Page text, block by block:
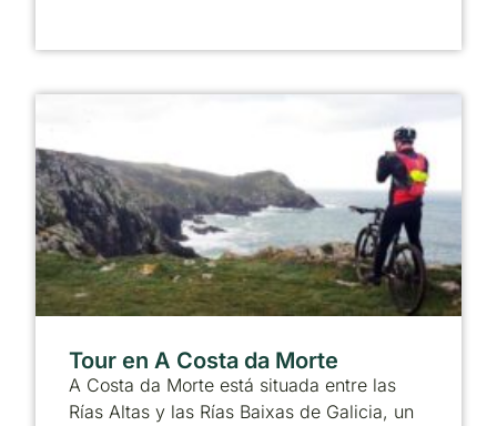
Tour en A Costa da Morte
A Costa da Morte está situada entre las
Rías Altas y las Rías Baixas de Galicia, un